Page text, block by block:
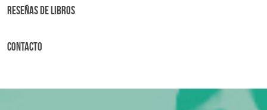
Reseñas de libros
Contacto